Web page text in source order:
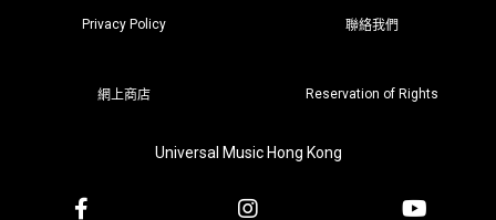
Privacy Policy 聯絡我們
網上商店 Reservation of Rights
Universal Music Hong Kong